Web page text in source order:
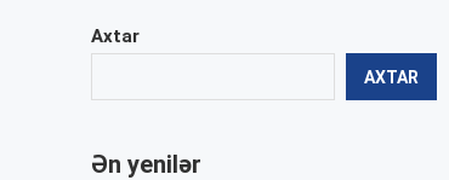
Axtar
AXTAR
Ən yenilər